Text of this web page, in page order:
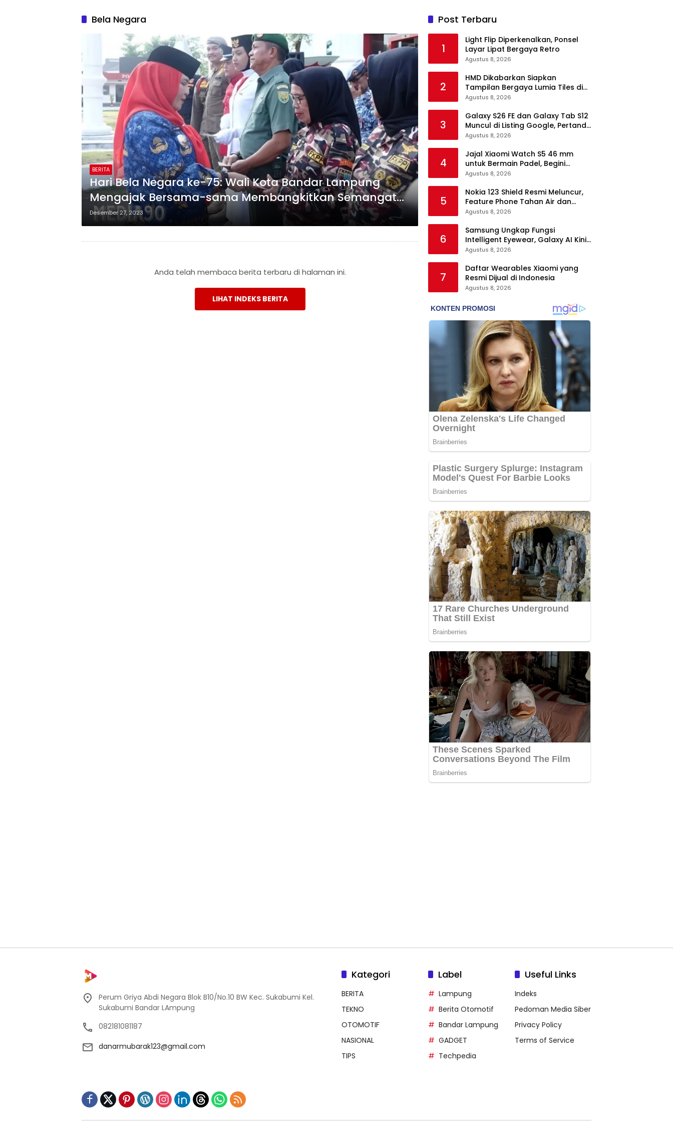
Bela Negara
BERITA
Hari Bela Negara ke-75: Wali Kota Bandar Lampung
Mengajak Bersama-sama Membangkitkan Semangat
Cinta Indonesia
Desember 27, 2023
Anda telah membaca berita terbaru di halaman ini.
LIHAT INDEKS BERITA
Post Terbaru
1
Light Flip Diperkenalkan, Ponsel
Layar Lipat Bergaya Retro
Agustus 8, 2026
2
HMD Dikabarkan Siapkan
Tampilan Bergaya Lumia Tiles di
Ponsel Android
Agustus 8, 2026
3
Galaxy S26 FE dan Galaxy Tab S12
Muncul di Listing Google, Pertanda
Segera Rilis?
Agustus 8, 2026
4
Jajal Xiaomi Watch S5 46 mm
untuk Bermain Padel, Begini
Kemampuannya
Agustus 8, 2026
5
Nokia 123 Shield Resmi Meluncur,
Feature Phone Tahan Air dan
Debu
Agustus 8, 2026
6
Samsung Ungkap Fungsi
Intelligent Eyewear, Galaxy AI Kini
Bisa Diakses Tanpa Layar
Agustus 8, 2026
7
Daftar Wearables Xiaomi yang
Resmi Dijual di Indonesia
Agustus 8, 2026
Perum Griya Abdi Negara Blok B10/No.10 BW Kec. Sukabumi Kel.
Sukabumi Bandar LAmpung
082181081187
danarmubarak123@gmail.com
Kategori
BERITA
TEKNO
OTOMOTIF
NASIONAL
TIPS
Label
Lampung
Berita Otomotif
Bandar Lampung
GADGET
Techpedia
Useful Links
Indeks
Pedoman Media Siber
Privacy Policy
Terms of Service